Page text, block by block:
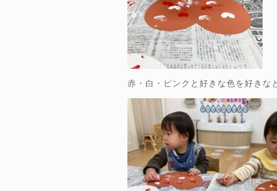
赤・白・ピンクと好きな色を好きな